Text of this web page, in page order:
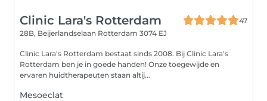
Clinic Lara's Rotterdam
47
28B, Beijerlandselaan Rotterdam 3074 EJ
Clinic Lara's Rotterdam bestaat sinds 2008. Bij Clinic Lara's
Rotterdam ben je in goede handen! Onze toegewijde en
ervaren huidtherapeuten staan altij...
Mesoeclat